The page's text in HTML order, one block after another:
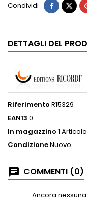
Condividi
DETTAGLI DEL
Riferimento R15329
EAN13 0
In magazzino 1 Articolo
CondizioneNuovo
COMMENTI (0)
Ancora